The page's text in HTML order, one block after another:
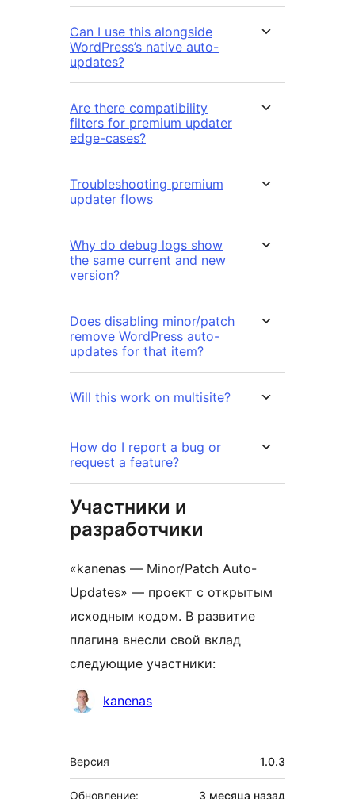
Can I use this alongside
WordPress’s native auto-
updates?
Are there compatibility
filters for premium updater
edge-cases?
Troubleshooting premium
updater flows
Why do debug logs show
the same current and new
version?
Does disabling minor/patch
remove WordPress auto-
updates for that item?
Will this work on multisite?
How do I report a bug or
request a feature?
Участники и
разработчики
«kanenas — Minor/Patch Auto-
Updates» — проект с открытым
исходным кодом. В развитие
плагина внесли свой вклад
следующие участники:
Участники
kanenas
Мета
Версия 1.0.3
Обновление: 3 месяца назад